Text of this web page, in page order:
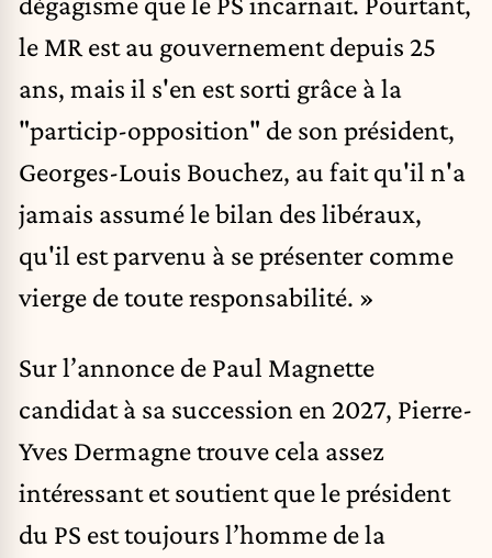
le MR est au gouvernement depuis 25
ans, mais il s'en est sorti grâce à la
"particip-opposition" de son président,
Georges-Louis Bouchez, au fait qu'il n'a
jamais assumé le bilan des libéraux,
qu'il est parvenu à se présenter comme
vierge de toute responsabilité. »
Sur l’annonce de Paul Magnette
candidat à sa succession en 2027, Pierre-
Yves Dermagne trouve cela assez
intéressant et soutient que le président
du PS est toujours l’homme de la